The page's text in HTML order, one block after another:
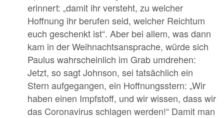
erinnert: „damit ihr versteht, zu welcher
Hoffnung ihr berufen seid, welcher Reichtum
euch geschenkt ist“. Aber bei allem, was dann
kam in der Weihnachtsansprache, würde sich
Paulus wahrscheinlich im Grab umdrehen:
Jetzt, so sagt Johnson, sei tatsächlich ein
Stern aufgegangen, ein Hoffnungsstern: „Wir
haben einen Impfstoff, und wir wissen, dass wir
das Coronavirus schlagen werden!“ Damit man